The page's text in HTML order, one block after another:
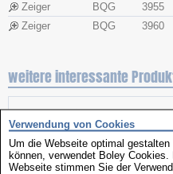
Zeiger
BQG 3955
Zeiger
BQG 3960
weitere interessante
Verwendung von Cookies
Um die Webseite optimal
können, verwendet Boley
Webseite stimmen Sie der